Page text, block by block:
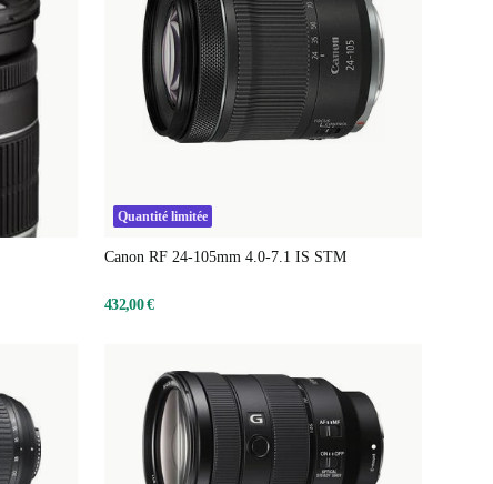
Quantité limitée
Canon RF 24-105mm 4.0-7.1 IS STM
432,00 €